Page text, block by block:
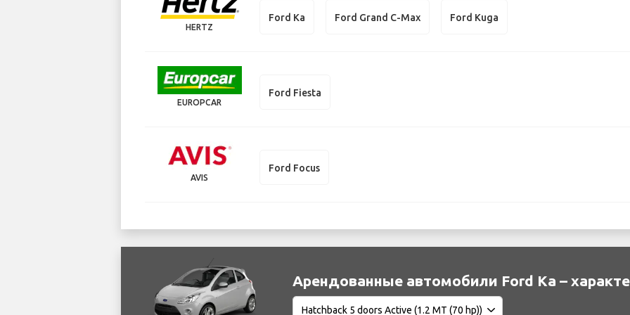
HERTZ
Ford Ka Ford Grand C-Max Ford Kuga
EUROPCAR
Ford Fiesta
AVIS
Ford Focus
Арендованные автомобили Ford Ka –